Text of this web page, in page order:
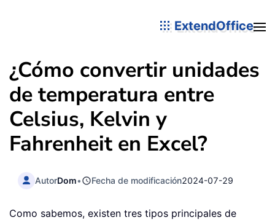
ExtendOffice
¿Cómo convertir unidades
de temperatura entre
Celsius, Kelvin y
Fahrenheit en Excel?
AutorDom• Fecha de modificación2024-07-29
Como sabemos, existen tres tipos principales de